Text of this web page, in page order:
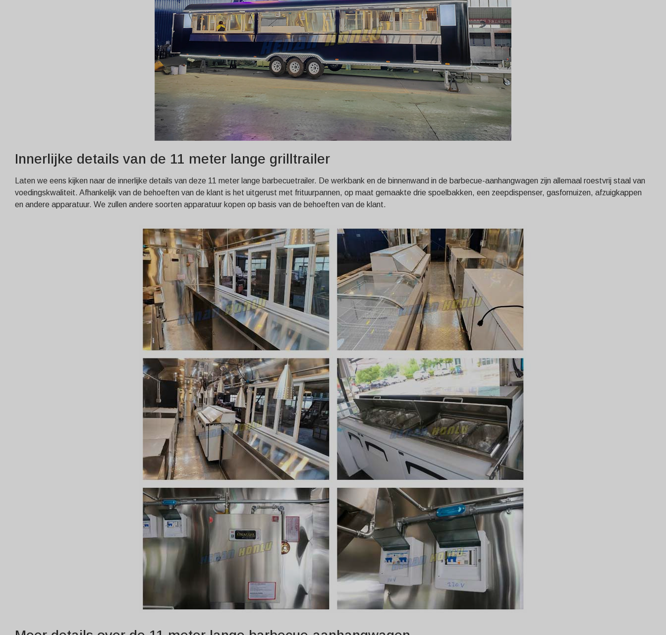
Innerlijke details van de 11 meter lange grilltrailer
Laten we eens kijken naar de innerlijke details van deze 11 meter lange barbecuetrailer. De werkbank en de binnenwand in de barbecue-aanhangwagen zijn allemaal roestvrij staal van
voedingskwaliteit. Afhankelijk van de behoeften van de klant is het uitgerust met frituurpannen, op maat gemaakte drie spoelbakken, een zeepdispenser, gasfornuizen, afzuigkappen
en andere apparatuur. We zullen andere soorten apparatuur kopen op basis van de behoeften van de klant.